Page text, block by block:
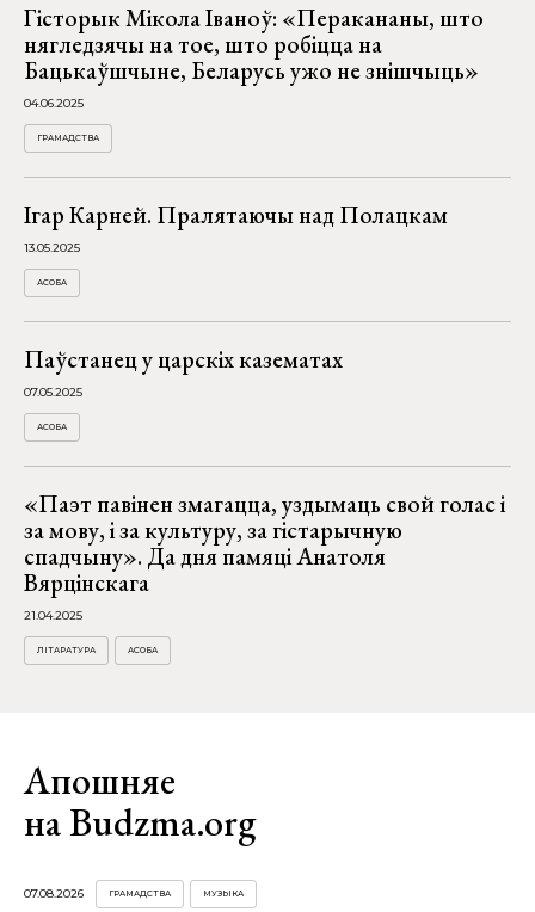
Гісторык Мікола Іваноў: «Перакананы, што
нягледзячы на тое, што робіцца на
Бацькаўшчыне, Беларусь ужо не знішчыць»
04.06.2025
ГРАМАДСТВА
Ігар Карней. Пралятаючы над Полацкам
13.05.2025
АСОБА
Паўстанец у царскіх казематах
07.05.2025
АСОБА
«Паэт павінен змагацца, уздымаць свой голас і
за мову, і за культуру, за гістарычную
спадчыну». Да дня памяці Анатоля
Вярцінскага
21.04.2025
ЛІТАРАТУРА АСОБА
Апошняе
на Budzma.org
07.08.2026 ГРАМАДСТВА МУЗЫКА